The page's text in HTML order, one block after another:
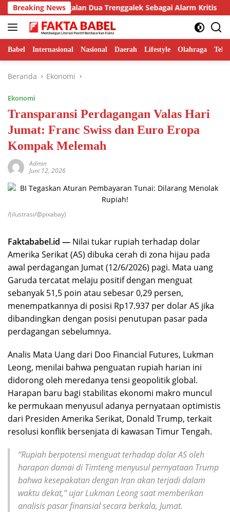
Langsung
ke
konten
Breaking News
Pogalan Dua Trenggalek Sebagai Alarm Kritis
Babel Internasional Nasional Daerah Lifestyle Olahraga
Beranda Ekonomi
Ekonomi
Transparansi Perdagangan Valas Hari
Jumat: Franc Swiss dan Euro Eropa
Kompak Melemah
Admin
Juni 12, 2026
/(ilustrasi/@pixabay)
Faktababel.id — Nilai tukar rupiah terhadap dolar
Amerika Serikat (AS) dibuka cerah di zona hijau pada
awal perdagangan Jumat (12/6/2026) pagi. Mata uang
Garuda tercatat melaju positif dengan menguat
sebanyak 51,5 poin atau sebesar 0,29 persen,
menempatkannya di posisi Rp17.937 per dolar AS jika
dibandingkan dengan posisi penutupan pasar pada
perdagangan sebelumnya.
Analis Mata Uang dari Doo Financial Futures, Lukman
Leong, menilai bahwa penguatan rupiah harian ini
didorong oleh meredanya tensi geopolitik global.
Harapan baru bagi stabilitas ekonomi makro muncul
ke permukaan menyusul adanya pernyataan optimistis
dari Presiden Amerika Serikat, Donald Trump, terkait
resolusi konflik bersenjata di kawasan Timur Tengah.
“Rupiah berpotensi menguat terhadap dolar AS oleh
harapan damai di Timteng menyusul pernyataan Trump
bahwa kesepakatan dengan Iran akan terjadi dalam
waktu dekat,” ujar Lukman Leong saat memberikan
analisis pasar finansial secara berkala, Jumat.